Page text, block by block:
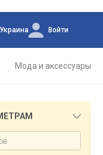
Украина Войти
Мода и аксессуары